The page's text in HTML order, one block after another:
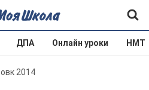
ДПА Онлайн уроки НМТ
2014